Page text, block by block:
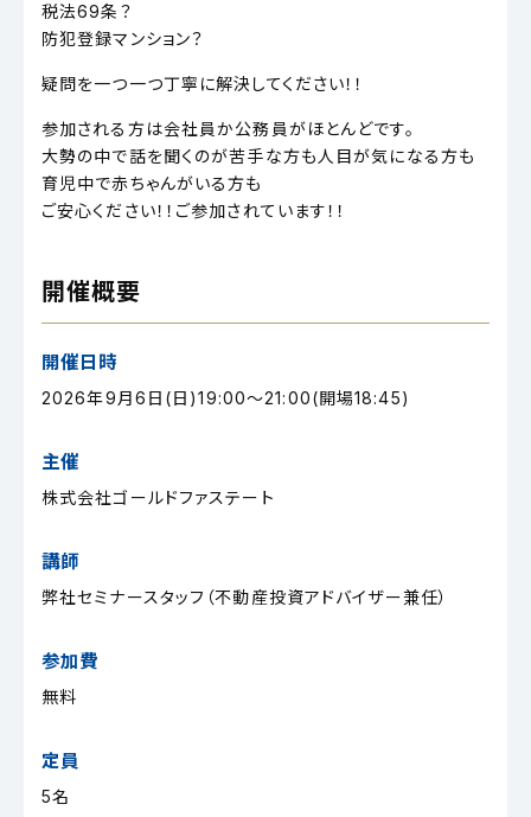
税法69条？
防犯登録マンション？
疑問を一つ一つ丁寧に解決してください！！
参加される方は会社員か公務員がほとんどです。
大勢の中で話を聞くのが苦手な方も人目が気になる方も
育児中で赤ちゃんがいる方も
ご安心ください！！ご参加されています！！
開催概要
開催日時
2026年9月6日(日)19:00～21:00(開場18:45)
主催
株式会社ゴールドファステート
講師
弊社セミナースタッフ（不動産投資アドバイザー兼任）
参加費
無料
定員
5名